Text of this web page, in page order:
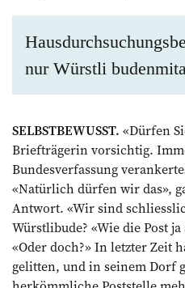
nur Würstli
SELBSTBEWUSST. «Dürfen
Briefträgerin vorsichtig.
Bundesverfassung
«Natürlich dürfen wir das»,
Antwort. «Wir sind
Würstlibude? «Wie die Post
«Oder doch?» In letzter Zeit
gelitten, und in seinem Dorf